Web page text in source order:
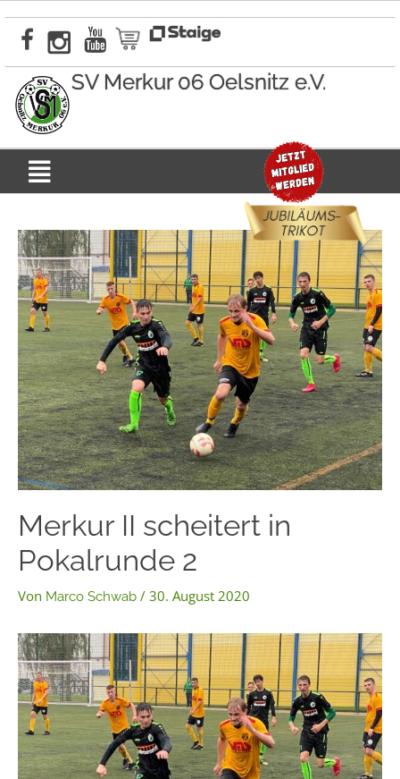
Inhalt
springen
SV Merkur 06 Oelsnitz e.V.
Menü
Merkur II scheitert in
Pokalrunde 2
Von Marco Schwab / 30. August 2020